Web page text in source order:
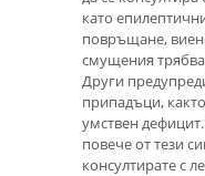
като
повръщане,
смущения трябва
Други
припадъци,
умствен
повече от тези
консултирате с